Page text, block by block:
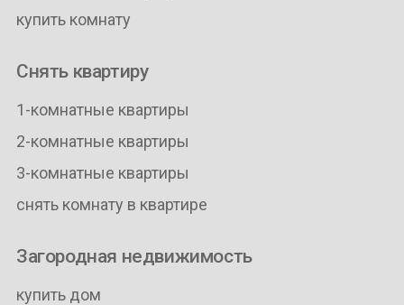
купить комнату
Снять квартиру
1-комнатные квартиры
2-комнатные квартиры
3-комнатные квартиры
снять комнату в квартире
Загородная недвижимость
купить дом